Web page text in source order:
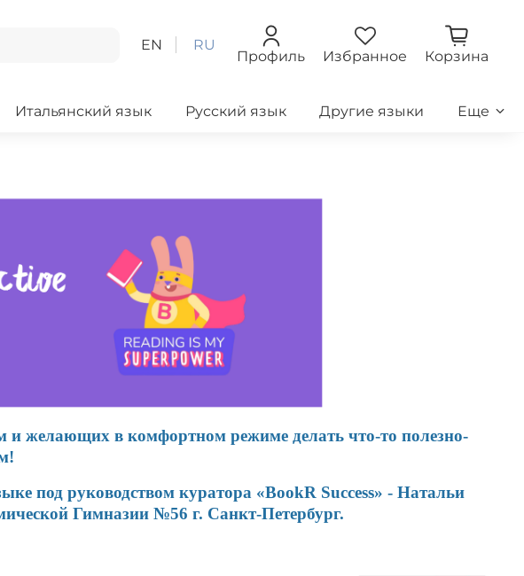
EN RU
Профиль Избранное Корзина
Итальянский язык Русский язык Другие языки Еще
и желающих в комфортном режиме делать что-то полезно-
под руководством куратора «BookR Success» - Натальи
Гимназии №56 г. Санкт-Петербург.